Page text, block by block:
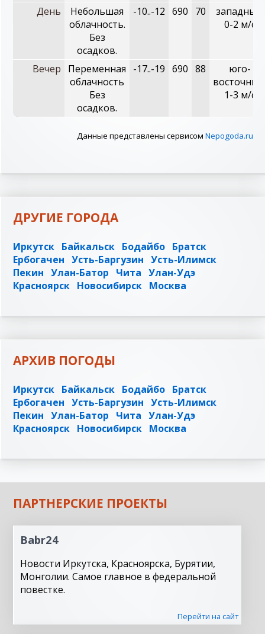
День
Небольшая
облачность.
Без
осадков.
-10..-12 690 70
западный,
0-2 м/с
Вечер
Переменная
облачность
Без
осадков.
-17..-19 690 88
юго-
1-3 м/с
Данные представлены сервисом Nepogoda.ru
ДРУГИЕ ГОРОДА
Иркутск Байкальск Бодайбо Братск
Ербогачен Усть-Баргузин Усть-Илимск
Пекин Улан-Батор Чита Улан-Удэ
Красноярск Новосибирск Москва
АРХИВ ПОГОДЫ
Иркутск Байкальск Бодайбо Братск
Ербогачен Усть-Баргузин Усть-Илимск
Пекин Улан-Батор Чита Улан-Удэ
Красноярск Новосибирск Москва
ПАРТНЕРСКИЕ ПРОЕКТЫ
Babr24
Новости Иркутска, Красноярска, Бурятии,
Монголии. Самое главное в федеральной
повестке.
Перейти на сайт